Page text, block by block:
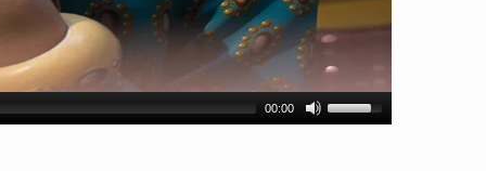
00:00